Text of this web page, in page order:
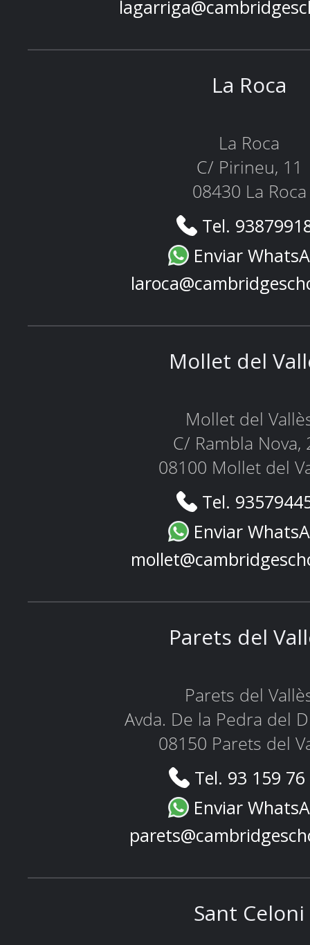
La Roca
La Roca
C/ Pirineu, 11
08430 La Roca
Tel.
Enviar
Mollet del
Mollet del
C/ Rambla Nova,
08100 Mollet del
Tel.
Enviar
Parets del
Parets del
Avda. De la Pedra del
08150 Parets del
Tel. 93 159
Enviar
Sant Celoni